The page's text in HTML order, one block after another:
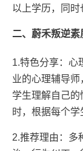
以上学历，同时
二、蔚禾叛逆素
1.特色分享：心
业的心理辅导
学生理解自己
时，根据每个学
2.推荐理由：多